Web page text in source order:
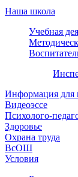
Наша школа
Учебная
Информация для
Видеоэссе
Психолого-
Здоровье
Охрана труда
ВсОШ
Условия